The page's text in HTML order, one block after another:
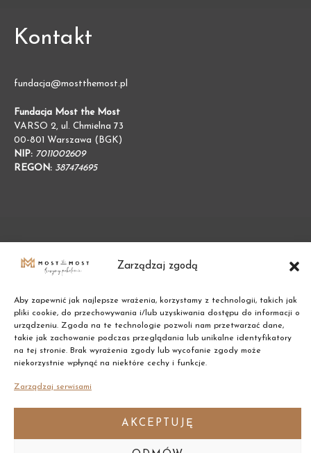
Zarządzaj zgodą
Aby zapewnić jak najlepsze wrażenia, korzystamy z technologii, takich jak
pliki cookie, do przechowywania i/lub uzyskiwania dostępu do informacji o
urządzeniu. Zgoda na te technologie pozwoli nam przetwarzać dane,
takie jak zachowanie podczas przeglądania lub unikalne identyfikatory
na tej stronie. Brak wyrażenia zgody lub wycofanie zgody może
niekorzystnie wpłynąć na niektóre cechy i funkcje.
Zarządzaj serwisami
AKCEPTUJĘ
Kontakt
fundacja@mostthemost.pl
Fundacja Most the Most
VARSO 2, ul. Chmielna 73
00-801 Warszawa (BGK)
NIP: 7011002609
REGON: 387474695
Copyright © 2021 Most the Most